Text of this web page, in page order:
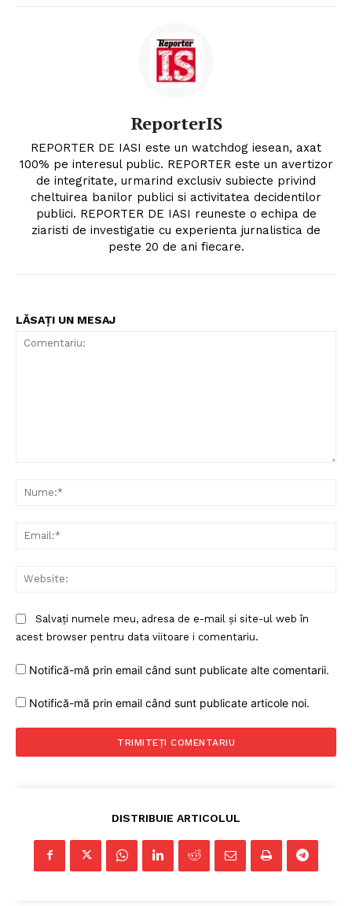
ReporterIS
REPORTER DE IASI este un watchdog iesean, axat
100% pe interesul public. REPORTER este un avertizor
de integritate, urmarind exclusiv subiecte privind
cheltuirea banilor publici si activitatea decidentilor
publici. REPORTER DE IASI reuneste o echipa de
ziaristi de investigatie cu experienta jurnalistica de
peste 20 de ani fiecare.
LĂSAȚI UN MESAJ
Salvați numele meu, adresa de e-mail și site-ul web în
acest browser pentru data viitoare i comentariu.
Notifică-mă prin email când sunt publicate alte comentarii.
Notifică-mă prin email când sunt publicate articole noi.
DISTRIBUIE ARTICOLUL